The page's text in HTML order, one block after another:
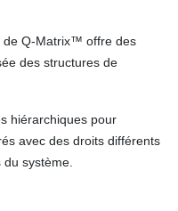
de Q-Matrix™ offre des
des structures de
hiérarchiques pour
avec des droits différents
système.